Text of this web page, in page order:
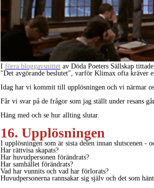
I förra bloggavsnittet av Döda Poeters Sällskap
"Det avgörande beslutet", varför Klimax ofta kräver
Idag har vi kommit till upplösningen och vi närmar
Får vi svar på de frågor som jag ställt under resans
Häng med och se hur allting slutar.
16. Upplösningen
I upplösningen som är sista delen innan slutscenen -
Har rättvisa skapats?
Har huvudpersonen förändrats?
Har samhället förändrats?
Vad har vunnits och vad har förlorats?
Huvudpersonerna rannsakar sig själv och det som